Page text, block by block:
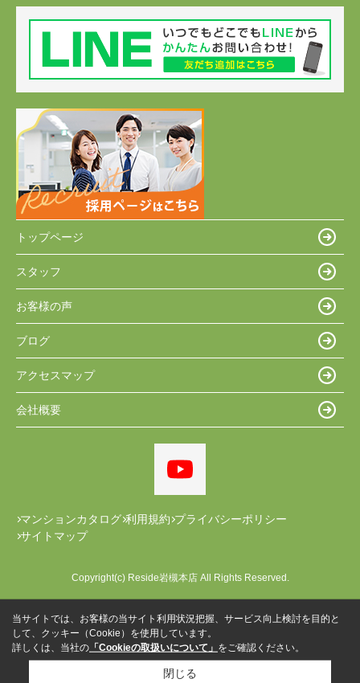
トップページ
スタッフ
お客様の声
ブログ
アクセスマップ
会社概要
マンションカタログ 利用規約 プライバシーポリシー
サイトマップ
Copyright(c) Reside岩槻本店 All Rights Reserved.
当サイトでは、お客様の当サイト利用状況把握、サービス向上検討を目的と
して、クッキー（Cookie）を使用しています。
詳しくは、当社の 「Cookieの取扱いについて」 をご確認ください。
閉じる